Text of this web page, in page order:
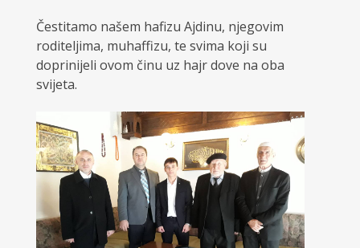
Čestitamo našem hafizu Ajdinu, njegovim
roditeljima, muhaffizu, te svima koji su
doprinijeli ovom činu uz hajr dove na oba
svijeta.